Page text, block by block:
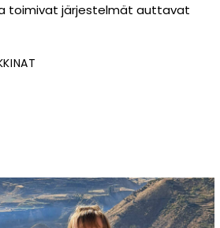
toimivat järjestelmät auttavat